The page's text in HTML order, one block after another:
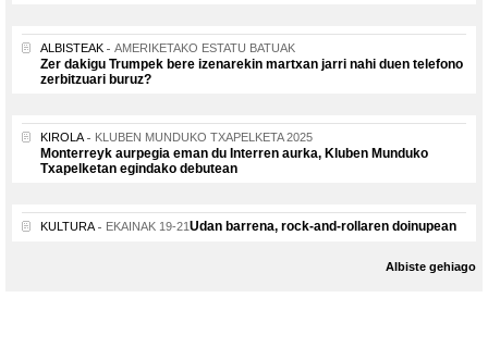
ALBISTEAK AMERIKETAKO ESTATU BATUAK
Zer dakigu Trumpek bere izenarekin martxan jarri nahi duen telefono
zerbitzuari buruz?
KIROLA KLUBEN MUNDUKO TXAPELKETA 2025
Monterreyk aurpegia eman du Interren aurka, Kluben Munduko
Txapelketan egindako debutean
KULTURA EKAINAK 19-21Udan barrena, rock-and-rollaren doinupean
Albiste gehiago